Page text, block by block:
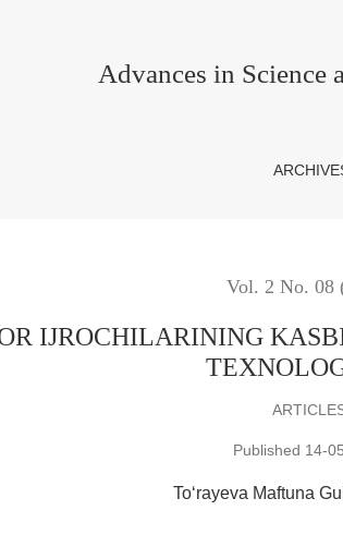
Advances in Science
Vol. 2 No. 08
IJROCHILARINING
Published 14-
Toʻrayeva Maftuna